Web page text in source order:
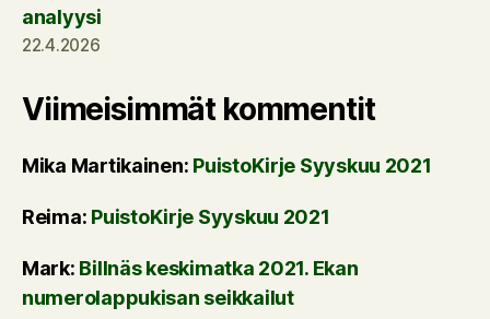
analyysi
22.4.2026
Viimeisimmät kommentit
Mika Martikainen: PuistoKirje Syyskuu 2021
Reima: PuistoKirje Syyskuu 2021
Mark: Billnäs keskimatka 2021. Ekan
numerolappukisan seikkailut